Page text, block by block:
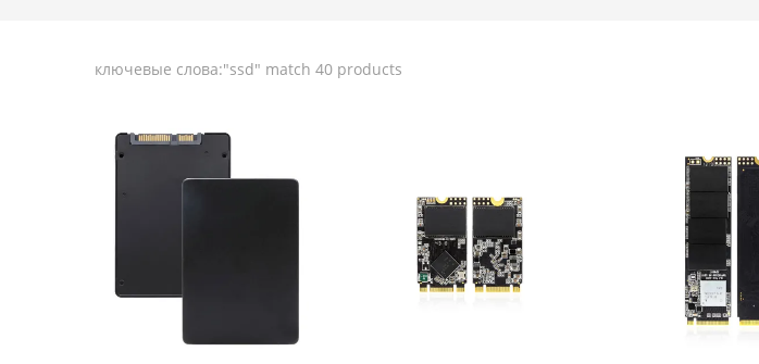
ключевые слова:"ssd" match 40 products